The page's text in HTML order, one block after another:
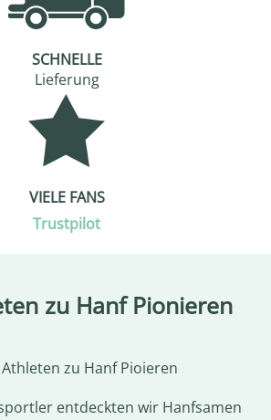
SCHNELLE
Lieferung
VIELE FANS
Trustpilot
zu Hanf Pionieren
entdeckten wir Hanfsamen